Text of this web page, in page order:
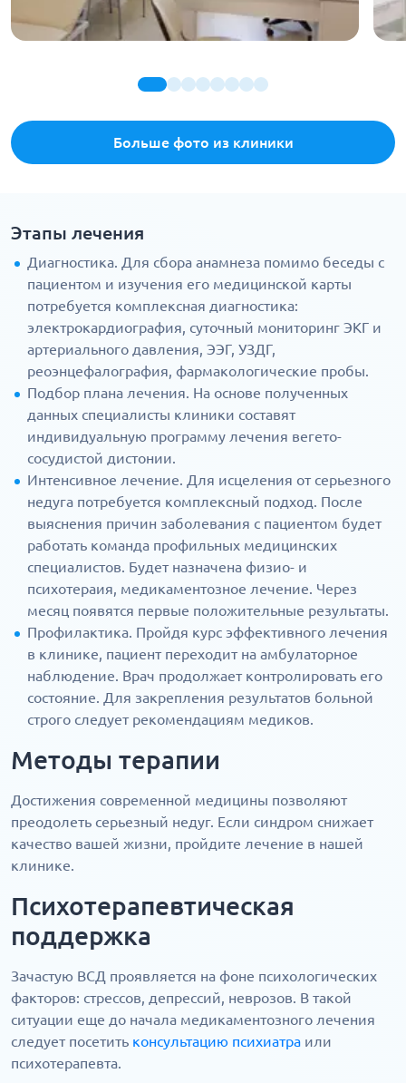
Больше фото из клиники
Этапы лечения
Диагностика. Для сбора анамнеза помимо беседы с
пациентом и изучения его медицинской карты
потребуется комплексная диагностика:
электрокардиография, суточный мониторинг ЭКГ и
артериального давления, ЭЭГ, УЗДГ,
реоэнцефалография, фармакологические пробы.
Подбор плана лечения. На основе полученных
данных специалисты клиники составят
индивидуальную программу лечения вегето-
сосудистой дистонии.
Интенсивное лечение. Для исцеления от серьезного
недуга потребуется комплексный подход. После
выяснения причин заболевания с пациентом будет
работать команда профильных медицинских
специалистов. Будет назначена физио- и
психотераия, медикаментозное лечение. Через
месяц появятся первые положительные результаты.
Профилактика. Пройдя курс эффективного лечения
в клинике, пациент переходит на амбулаторное
наблюдение. Врач продолжает контролировать его
состояние. Для закрепления результатов больной
строго следует рекомендациям медиков.
Методы терапии
Достижения современной медицины позволяют
преодолеть серьезный недуг. Если синдром снижает
качество вашей жизни, пройдите лечение в нашей
клинике.
Психотерапевтическая
поддержка
Зачастую ВСД проявляется на фоне психологических
факторов: стрессов, депрессий, неврозов. В такой
ситуации еще до начала медикаментозного лечения
следует посетить консультацию психиатра или
психотерапевта.